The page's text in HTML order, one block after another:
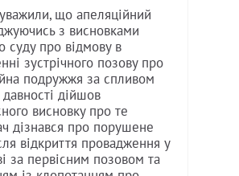
що апеляційний
з висновками
суду про відмову в
зустрічного позову про
подружжя за спливом
дійшов
висновку про те
дізнався про порушене
відкриття провадження у
за первісним позовом та